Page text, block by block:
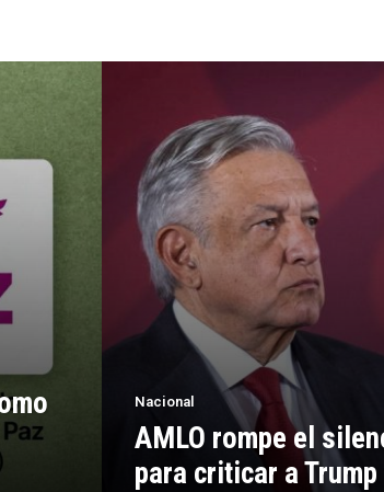
Nacional
AMLO rompe el
para criticar a